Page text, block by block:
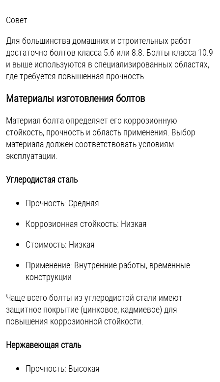
Совет
Для большинства домашних и строительных работ
достаточно болтов класса 5.6 или 8.8. Болты класса 10.9
и выше используются в специализированных областях,
где требуется повышенная прочность.
Материалы изготовления болтов
Материал болта определяет его коррозионную
стойкость, прочность и область применения. Выбор
материала должен соответствовать условиям
эксплуатации.
Углеродистая сталь
Прочность: Средняя
Коррозионная стойкость: Низкая
Стоимость: Низкая
Применение: Внутренние работы, временные
конструкции
Чаще всего болты из углеродистой стали имеют
защитное покрытие (цинковое, кадмиевое) для
повышения коррозионной стойкости.
Нержавеющая сталь
Прочность: Высокая